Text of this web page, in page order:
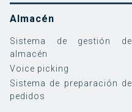
Almacén
Sistema de gestión de
almacén
Voice picking
Sistema de preparación de
pedidos